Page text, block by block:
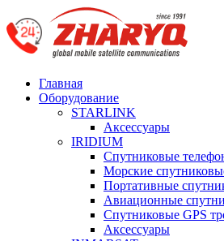
Главная
Оборудование
STARLINK
Аксессуары
IRIDIUM
Спутниковые
Морские
Портативные
Авиационные
Спутниковые GPS
Аксессуары